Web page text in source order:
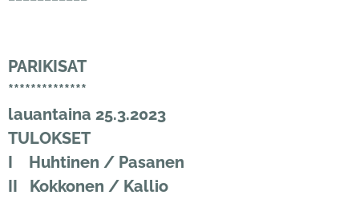
PARIKISAT
**************
lauantaina 25.3.2023
TULOKSET
I Huhtinen / Pasanen
II Kokkonen / Kallio